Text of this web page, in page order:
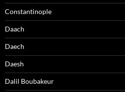
Constantinople
Daach
Daech
Daesh
Dalil Boubakeur